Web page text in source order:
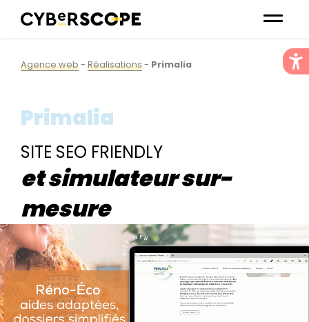
Agence web- Réalisations- Primalia
Primalia
SITE SEO FRIENDLY
et simulateur sur-
mesure